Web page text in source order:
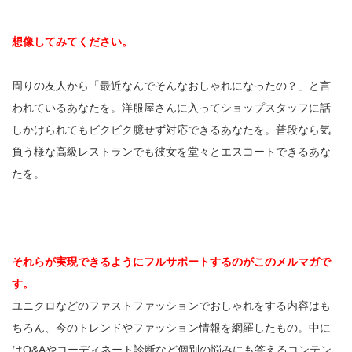
想像してみてください。
周りの友人から「最近なんでそんなおしゃれになったの？」と言
われているあなたを。洋服屋さんに入ってショップスタッフに話
しかけられてもビクビク臆せず対応できるあなたを。普段なら気
負う様な高級レストランでも彼女を堂々とエスコートできるあな
たを。
それらが実現できるようにフルサポートするのがこのメルマガで
す。
ユニクロなどのファストファッションでおしゃれをする内容はも
ちろん、今のトレンドやファッション情報を網羅したもの。中に
はQ&Aやコーディネート診断など個別の悩みにも答えるコンテン